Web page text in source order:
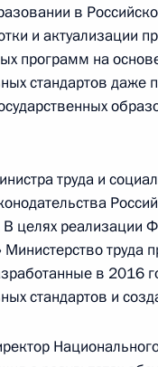
года, среда
совета
года, вторник
по делам
17:00
в
и актуализации
программ на
стандартов даже
труда и
целях реализации
труда
в 2016
стандартов и